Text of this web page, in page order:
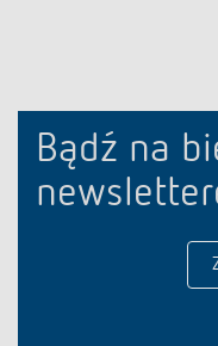
Bądź na